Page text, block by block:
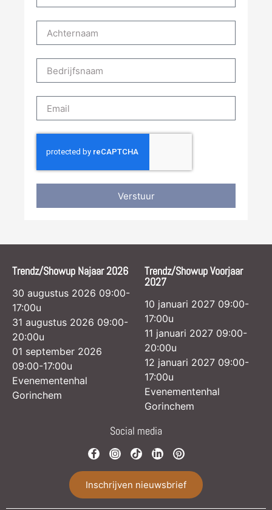
Verstuur
Trendz/Showup Najaar 2026
30 augustus 2026 09:00-
17:00u
31 augustus 2026 09:00-
20:00u
01 september 2026
09:00-17:00u
Evenementenhal
Gorinchem
Trendz/Showup Voorjaar
2027
10 januari 2027 09:00-
17:00u
11 januari 2027 09:00-
20:00u
12 januari 2027 09:00-
17:00u
Evenementenhal
Gorinchem
Social media
Inschrijven nieuwsbrief